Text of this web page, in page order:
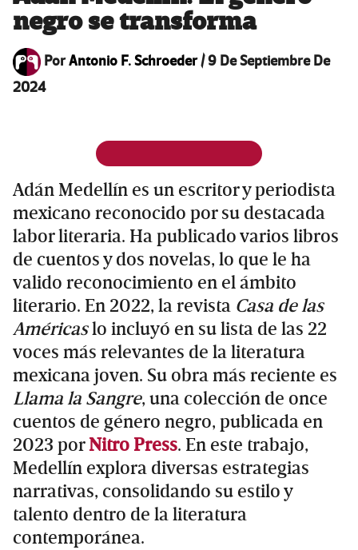
negro se transforma
PorAntonio F. Schroeder/9 De Septiembre De
2024
Adán Medellín es un escritor y periodista
mexicano reconocido por su destacada
labor literaria. Ha publicado varios libros
de cuentos y dos novelas, lo que le ha
valido reconocimiento en el ámbito
literario. En 2022, la revista Casa de las
Américaslo incluyó en su lista de las 22
voces más relevantes de la literatura
mexicana joven. Su obra más reciente es
Llama la Sangre, una colección de once
cuentos de género negro, publicada en
2023 porNitro Press. En este trabajo,
Medellín explora diversas estrategias
narrativas, consolidando su estilo y
talento dentro de la literatura
contemporánea.